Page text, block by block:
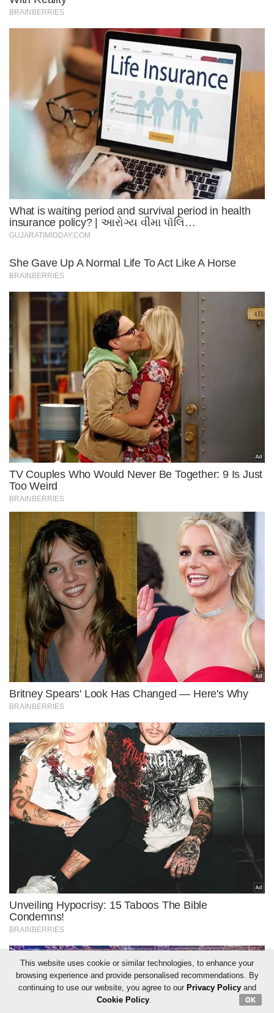
This website uses cookie or similar technologies, to enhance your
browsing experience and provide personalised recommendations. By
continuing to use our website, you agree to our Privacy Policyand
Cookie Policy. OK